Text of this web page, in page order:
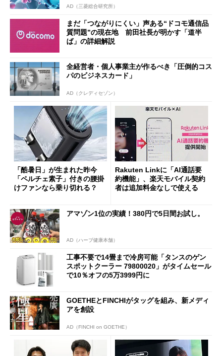
AD（三菱総合研究所）
まだ「つながりにくい」声ある“ドコモ通信品
質問題”の現在地 前田社長が明かす「道半
ば」の詳細解説
全経営者・個人事業主が作るべき「圧倒的コス
パのビジネスカード」
AD（クレディセゾン）
「酷暑日」が生まれた昨今
「ペルチェ素子」付きの腰掛
けファンなら乗り切れる？
Rakuten Linkに「AI通話要
約機能」、楽天モバイル契約
者は追加料金なしで使える
アマゾン1位の実績！380円で5日間お試し。
AD（ハーブ健康本舗）
工事不要で14畳まで冷房可能「タンスのゲン
スポットクーラー 79800020」がタイムセール
で10％オフの5万3999円に
GOETHEとFINCHIがタッグを組み、新メディ
アを創設
AD（FINCHI on GOETHE）